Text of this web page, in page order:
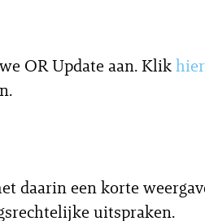
OR Update aan. Klikhier
daarin een korte
uitspraken.